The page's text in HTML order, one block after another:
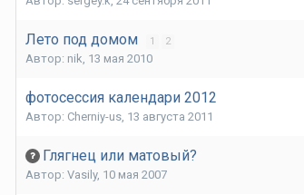
Лето под домом 1 2
Автор: nik, 13 мая 2010
фотосессия календари 2012
Автор: Cherniy-us, 13 августа 2011
Глягнец или матовый?
Автор: Vasily, 10 мая 2007